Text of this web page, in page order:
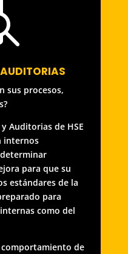
sus procesos,
Auditorias de HSE
internos
para que su
estándares de la
para
como del
de